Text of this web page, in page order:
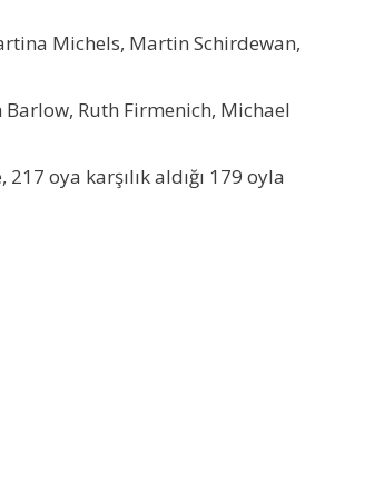
Michels, Martin Schirdewan,
Barlow, Ruth Firmenich, Michael
oya karşılık aldığı 179 oyla